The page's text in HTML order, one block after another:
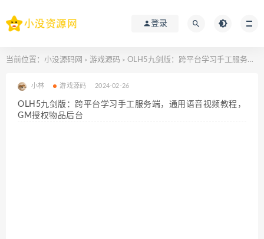
登录
当前位置： 小没源码网 > 游戏源码 > OLH5九剑版：跨平台学习手工服务端，通用语音视频教程，GM授权物品后台
小林 游戏源码 2024-02-26
OLH5九剑版：跨平台学习手工服务端，通用语音视频教程，
GM授权物品后台